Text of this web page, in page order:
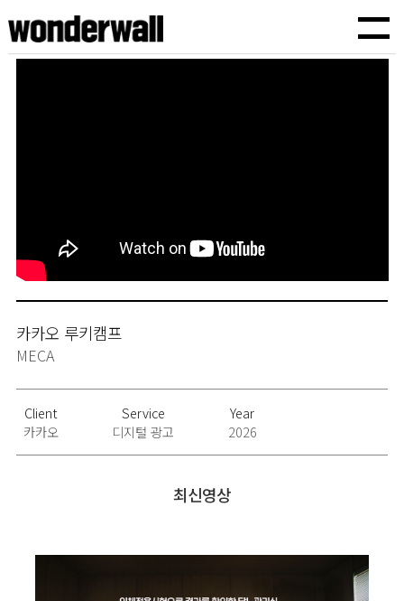
카카오 루키캠프
MECA
Client
카카오
Service
디지털 광고
Year
2026
최신영상